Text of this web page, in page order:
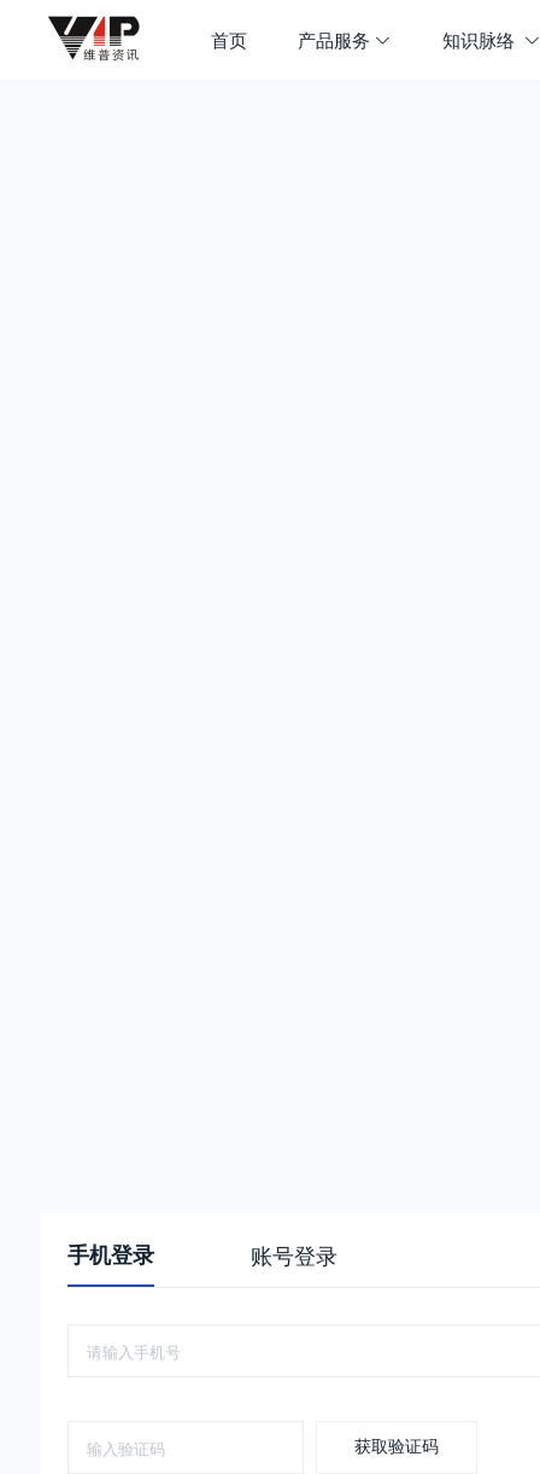
首页 产品服务 知识脉络
手机登录 账号登录
获取验证码